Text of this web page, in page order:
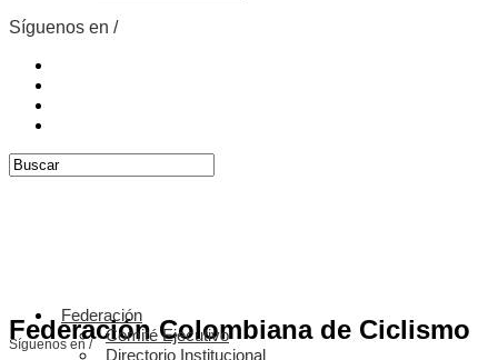
Síguenos en /
Federación Colombiana de Ciclismo
Síguenos en /
Federación
Comité Ejecutivo
Directorio Institucional